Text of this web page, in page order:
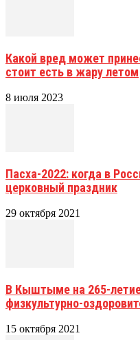
Какой вред может
стоит есть в жару летом
8 июля 2023
Пасха-2022: когда в
церковный праздник
29 октября 2021
В Кыштыме на 265-
физкультурно-
15 октября 2021